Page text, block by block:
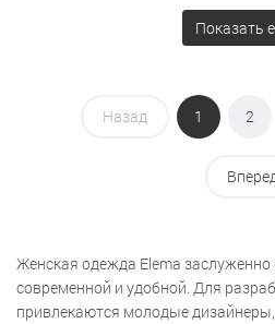
Показать
Назад 1 2
Женская одежда Elema заслуженно
современной и удобной. Для
привлекаются молодые